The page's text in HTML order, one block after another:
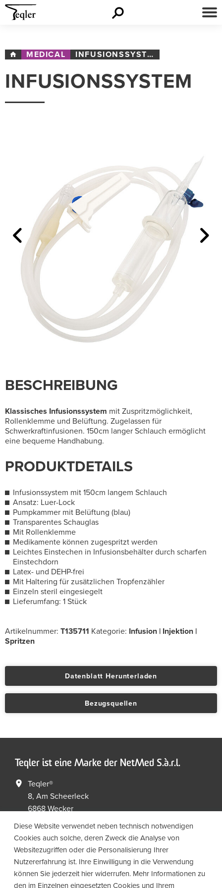
MEDICAL INFUSIONSSYSTEM
INFUSIONSSYSTEM
BESCHREIBUNG
Klassisches Infusionssystem mit Zuspritzmöglichkeit,
Rollenklemme und Belüftung. Zugelassen für
Schwerkraftinfusionen. 150cm langer Schlauch ermöglicht
eine bequeme Handhabung.
PRODUKTDETAILS
Infusionssystem mit 150cm langem Schlauch
Ansatz: Luer-Lock
Pumpkammer mit Belüftung (blau)
Transparentes Schauglas
Mit Rollenklemme
Medikamente können zugespritzt werden
Leichtes Einstechen in Infusionsbehälter durch scharfen
Einstechdorn
Latex- und DEHP-frei
Mit Haltering für zusätzlichen Tropfenzähler
Einzeln steril eingesiegelt
Lieferumfang: 1 Stück
Artikelnummer: T135711 Kategorie: Infusion | Injektion |
Spritzen
Datenblatt Herunterladen
Bezugsquellen
Teqler ist eine Marke der NetMed S.à.r.l.
Teqler®
8, Am Scheerleck
6868 Wecker
Luxembourg
+352 267149 09
+352 267149 19
info@netmed.lu
Diese Website verwendet neben technisch notwendigen
Cookies auch solche, deren Zweck die Analyse von
Websitezugriffen oder die Personalisierung Ihrer
Nutzererfahrung ist. Ihre Einwilligung in die Verwendung
können Sie jederzeit hier widerrufen. Mehr Informationen zu
den im Einzelnen eingesetzten Cookies und Ihrem